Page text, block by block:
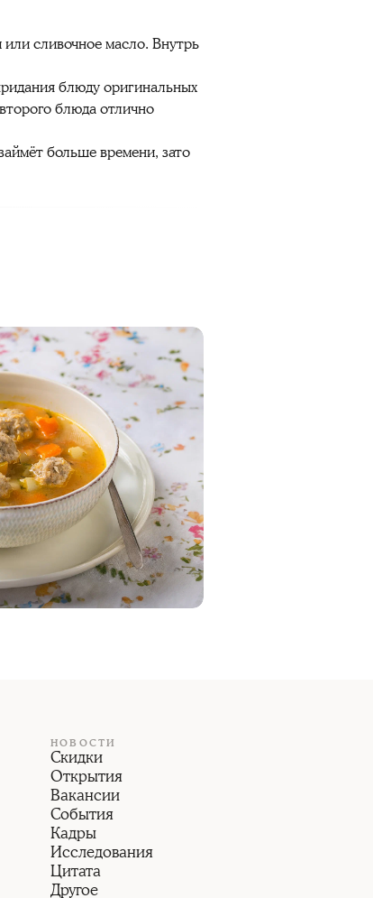
сливочное масло. Внутрь
блюду оригинальных
блюда отлично
больше времени, зато
НОВОСТИ
Скидки
Открытия
Вакансии
События
Кадры
Исследования
Цитата
Другое